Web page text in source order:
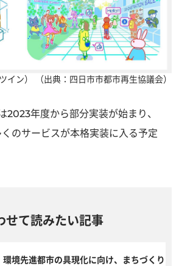
イン） （出典：四日市市都市再生協議会）
2023年度から部分実装が始まり、
のサービスが本格実装に入る予定
せて読みたい記事
環境先進都市の具現化に向け、まちづくり